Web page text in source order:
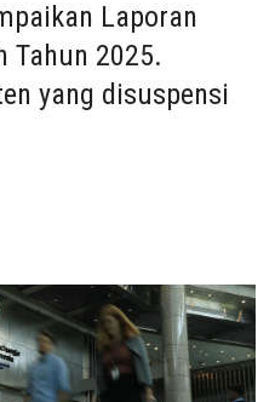
Laporan
Tahun 2025.
yang disuspensi